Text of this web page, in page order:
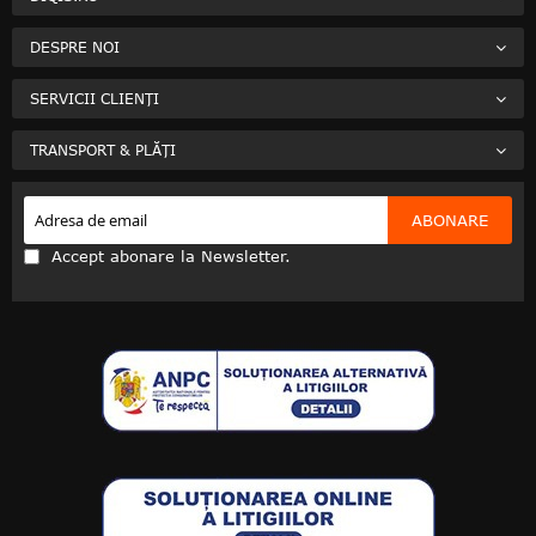
DESPRE NOI
SERVICII CLIENȚI
TRANSPORT & PLĂȚI
ABONARE
Accept abonare la Newsletter.